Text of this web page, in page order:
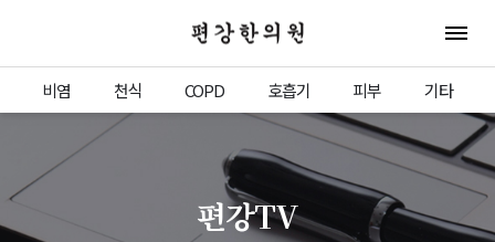
편강한의원 전체
비염 천식 COPD 호흡기 피부 기타
편강TV